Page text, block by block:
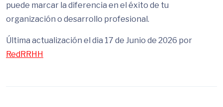
puede marcar la diferencia en el éxito de tu
organización o desarrollo profesional.
Última actualización el dia 17 de Junio de 2026 por
RedRRHH